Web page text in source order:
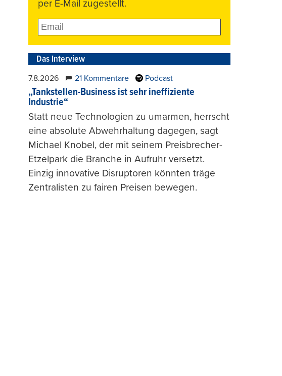
per E-Mail zugestellt.
Das Interview
7.8.2026 21 Kommentare Podcast
„Tankstellen-Business ist sehr ineffiziente
Industrie“
Statt neue Technologien zu umarmen, herrscht
eine absolute Abwehrhaltung dagegen, sagt
Michael Knobel, der mit seinem Preisbrecher-
Etzelpark die Branche in Aufruhr versetzt.
Einzig innovative Disruptoren könnten träge
Zentralisten zu fairen Preisen bewegen.